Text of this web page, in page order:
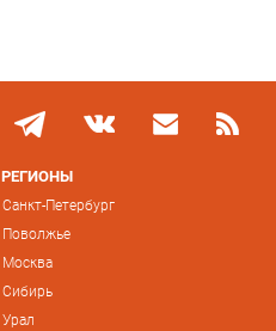
РЕГИОНЫ
Санкт-Петербург
Поволжье
Москва
Сибирь
Урал